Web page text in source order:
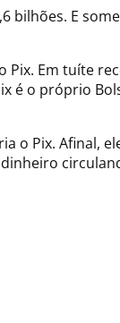
bilhões. E
Em tuíte
é o próprio
o Pix. Afinal,
dinheiro